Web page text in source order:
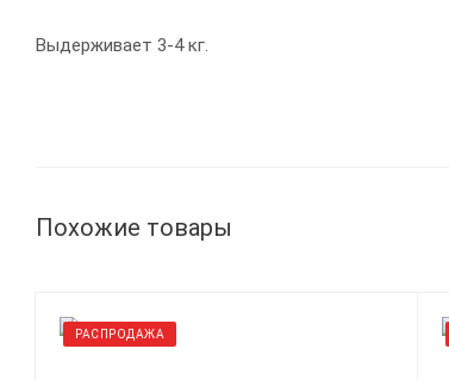
Выдерживает 3-4 кг.
Похожие товары
РАСПРОДАЖА